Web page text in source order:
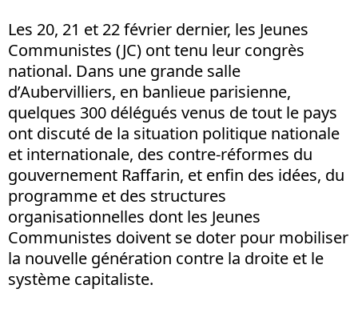
Les 20, 21 et 22 février dernier, les Jeunes
Communistes (JC) ont tenu leur congrès
national. Dans une grande salle
d’Aubervilliers, en banlieue parisienne,
quelques 300 délégués venus de tout le pays
ont discuté de la situation politique nationale
et internationale, des contre-réformes du
gouvernement Raffarin, et enfin des idées, du
programme et des structures
organisationnelles dont les Jeunes
Communistes doivent se doter pour mobiliser
la nouvelle génération contre la droite et le
système capitaliste.